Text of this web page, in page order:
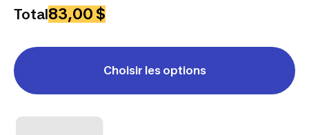
Total83,00 $
Choisir les options